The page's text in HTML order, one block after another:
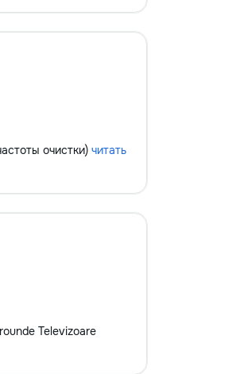
очистки) читать
Televizoare